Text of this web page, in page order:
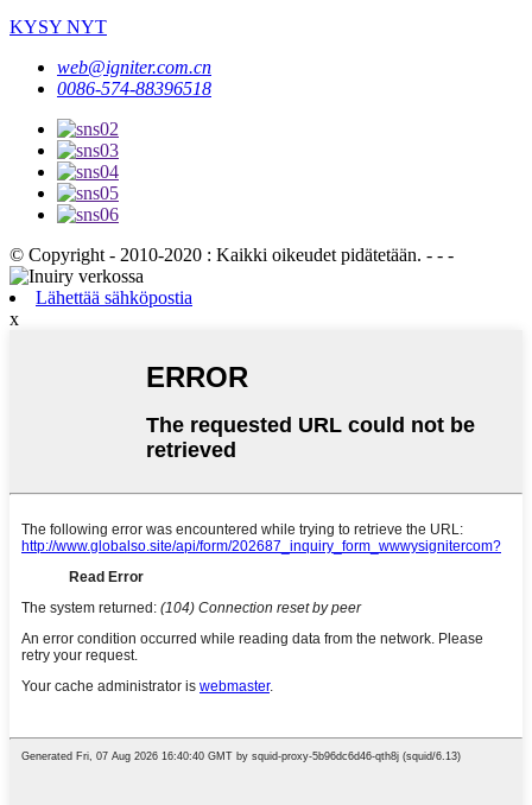
KYSY NYT
web@igniter.com.cn
0086-574-88396518
© Copyright - 2010-2020 : Kaikki oikeudet pidätetään. - - -
Lähettää sähköpostia
x